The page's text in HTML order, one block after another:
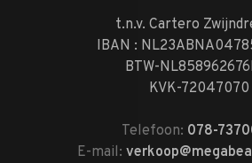
t.n.v. Cartero
IBAN :
BTW-
KVK-72047070
Telefoon: 078-
E-mail: